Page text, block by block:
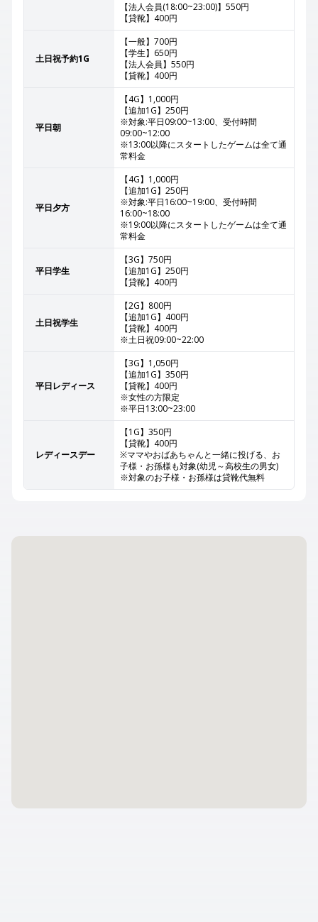
【法人会員(18:00~23:00)】550円
【貸靴】400円
土日祝予約1G
【一般】700円
【学生】650円
【法人会員】550円
【貸靴】400円
平日朝
【4G】1,000円
【追加1G】250円
※対象:平日09:00~13:00、受付時間
09:00~12:00
※13:00以降にスタートしたゲームは全て通
常料金
平日夕方
【4G】1,000円
【追加1G】250円
※対象:平日16:00~19:00、受付時間
16:00~18:00
※19:00以降にスタートしたゲームは全て通
常料金
平日学生
【3G】750円
【追加1G】250円
【貸靴】400円
土日祝学生
【2G】800円
【追加1G】400円
【貸靴】400円
※土日祝09:00~22:00
平日レディース
【3G】1,050円
【追加1G】350円
【貸靴】400円
※女性の方限定
※平日13:00~23:00
レディースデー
【1G】350円
【貸靴】400円
※ママやおばあちゃんと一緒に投げる、お
子様・お孫様も対象(幼児～高校生の男女)
※対象のお子様・お孫様は貸靴代無料